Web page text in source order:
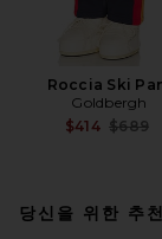
Roccia Ski
Goldbergh
$414 $689
당신을 위한 추